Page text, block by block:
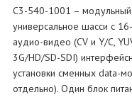
C3-540-1001 –
универсальное шасси с
аудио-видео (CV и Y/C,
3G/HD/SD-SDI)
установки сменных data-
отдельно). Один блок